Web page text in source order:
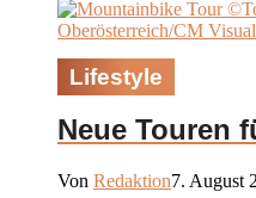
Lifestyle
Neue Touren
Von Redaktion7. August